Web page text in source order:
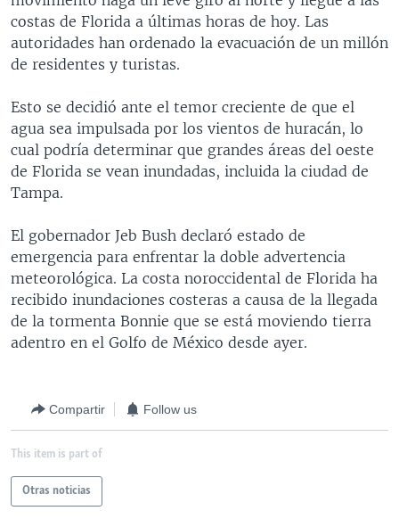
costas de Florida a últimas horas de hoy. Las
autoridades han ordenado la evacuación de un millón
de residentes y turistas.
Esto se decidió ante el temor creciente de que el
agua sea impulsada por los vientos de huracán, lo
cual podría determinar que grandes áreas del oeste
de Florida se vean inundadas, incluida la ciudad de
Tampa.
El gobernador Jeb Bush declaró estado de
emergencia para enfrentar la doble advertencia
meteorológica. La costa noroccidental de Florida ha
recibido inundaciones costeras a causa de la llegada
de la tormenta Bonnie que se está moviendo tierra
adentro en el Golfo de México desde ayer.
Compartir Follow us
This item is part of
Otras noticias